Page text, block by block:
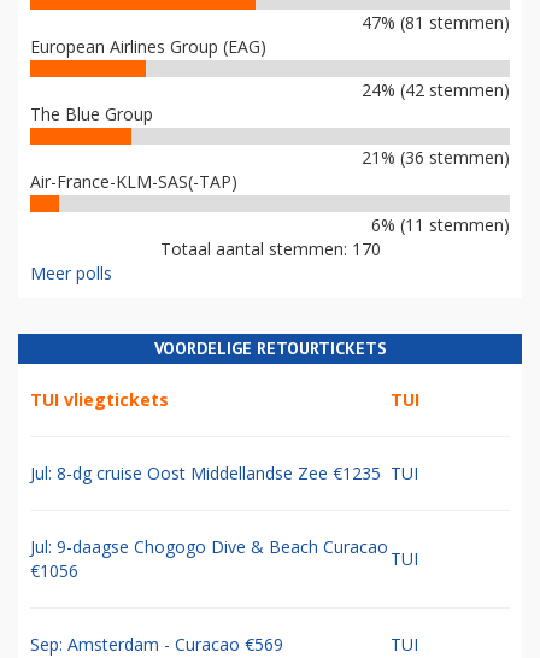
47% (81 stemmen)
European Airlines Group (EAG)
24% (42 stemmen)
The Blue Group
21% (36 stemmen)
Air-France-KLM-SAS(-TAP)
6% (11 stemmen)
Totaal aantal stemmen: 170
Meer polls
VOORDELIGE RETOURTICKETS
TUI vliegtickets TUI
Jul: 8-dg cruise Oost Middellandse Zee €1235 TUI
Jul: 9-daagse Chogogo Dive & Beach Curacao
€1056
TUI
Sep: Amsterdam - Curacao €569 TUI